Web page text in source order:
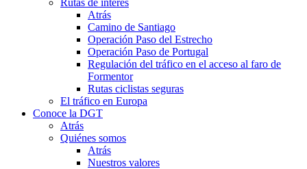
Rutas de interes
Atrás
Camino de Santiago
Operación Paso del Estrecho
Operación Paso de Portugal
Regulación del tráfico en el acceso al faro de
Formentor
Rutas ciclistas seguras
El tráfico en Europa
Conoce la DGT
Atrás
Quiénes somos
Atrás
Nuestros valores